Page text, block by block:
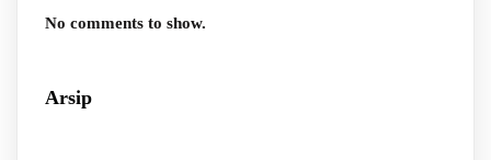
No comments to show.
Arsip